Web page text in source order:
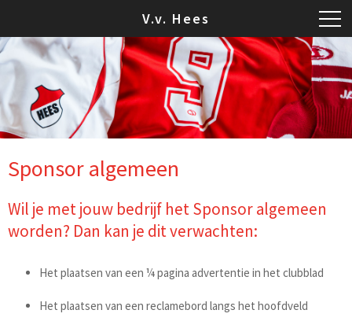
V.v. Hees
Sponsor algemeen
Wil je met jouw bedrijf het Sponsor algemeen
worden? Dan kan je dit verwachten:
Het plaatsen van een ¼ pagina advertentie in het clubblad
Het plaatsen van een reclamebord langs het hoofdveld